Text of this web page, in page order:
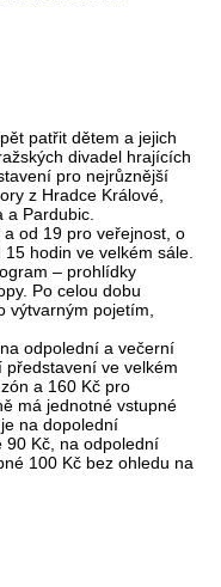
patřit dětem a jejich
divadel hrajících
pro nejrůznější
z Hradce Králové,
a Pardubic.
od 19 pro veřejnost, o
hodin ve velkém sále.
– prohlídky
Po celou dobu
výtvarným pojetím,
odpolední a večerní
ve velkém
a 160 Kč pro
má jednotné vstupné
na dopolední
90 Kč, na odpolední
100 Kč bez ohledu na